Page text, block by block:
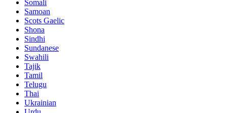
Somali
Samoan
Scots Gaelic
Shona
Sindhi
Sundanese
Swahili
Tajik
Tamil
Telugu
Thai
Ukrainian